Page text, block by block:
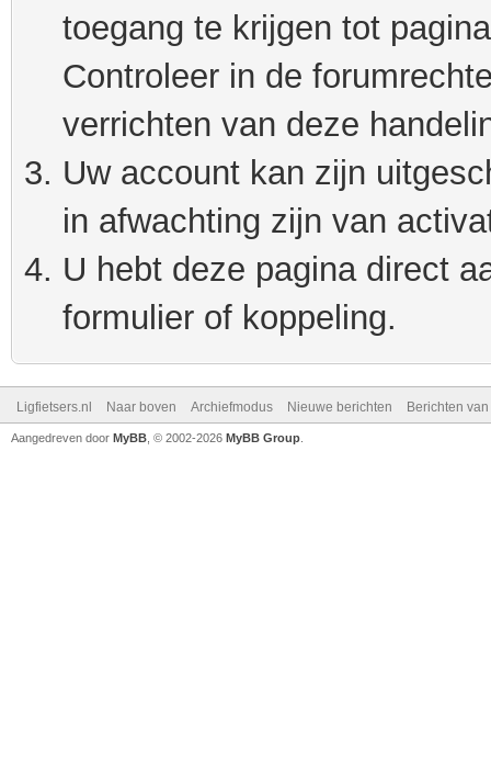
toegang te krijgen tot
Controleer in de
verrichten van deze
Uw account kan zijn
in afwachting zijn van
U hebt deze pagina direct
formulier of koppeling.
Ligfietsers.nl Naar boven Archiefmodus Nieuwe berichten Berichten
Aangedreven door MyBB , © 2002-2026 MyBB Group